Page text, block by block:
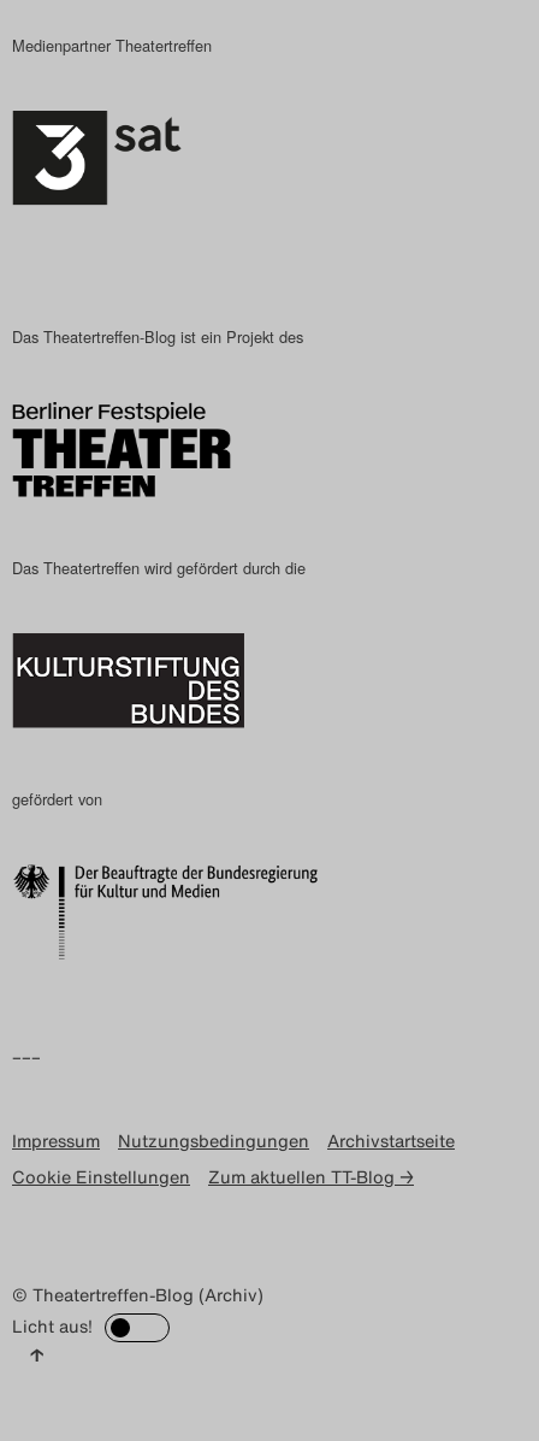
Das Theatertreffen-Blog
2022
Das Theatertreffen-Blog
2023
Das Theatertreffen-Blog
2024
2025
Das Theatertreffen-Blog
Nutzungsbedingungen
Medienpartner Theatertreffen
Das Theatertreffen-Blog ist ein Projekt des
Das Theatertreffen wird gefördert durch die
gefördert von
–––
Impressum Nutzungsbedingungen
Archivstartseite
Cookie Einstellungen
Zum aktuellen TT-Blog →
© Theatertreffen-Blog (Archiv)
Licht aus!
↑